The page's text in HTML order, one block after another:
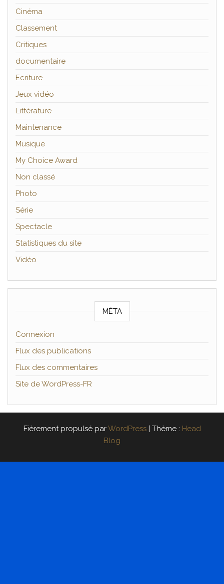
Cinéma
Classement
Critiques
documentaire
Ecriture
Jeux vidéo
Littérature
Maintenance
Musique
My Choice Award
Non classé
Photo
Série
Spectacle
Statistiques du site
Vidéo
MÉTA
Connexion
Flux des publications
Flux des commentaires
Site de WordPress-FR
Fièrement propulsé parWordPress | Thème : Head
Blog